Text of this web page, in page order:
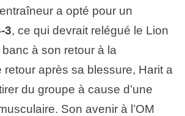
a opté pour un
3, ce qui devrait relégué le Lion
banc à son retour à la
retour après sa blessure, Harit a
du groupe à cause d’une
Son avenir à l’OM